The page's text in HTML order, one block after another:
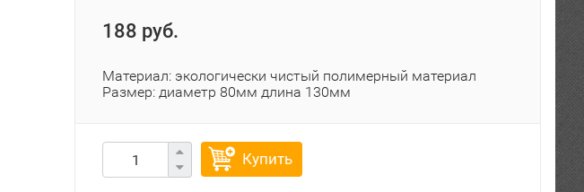
188 руб.
Материал: экологически чистый полимерный материал
Размер: диаметр 80мм длина 130мм
Купить